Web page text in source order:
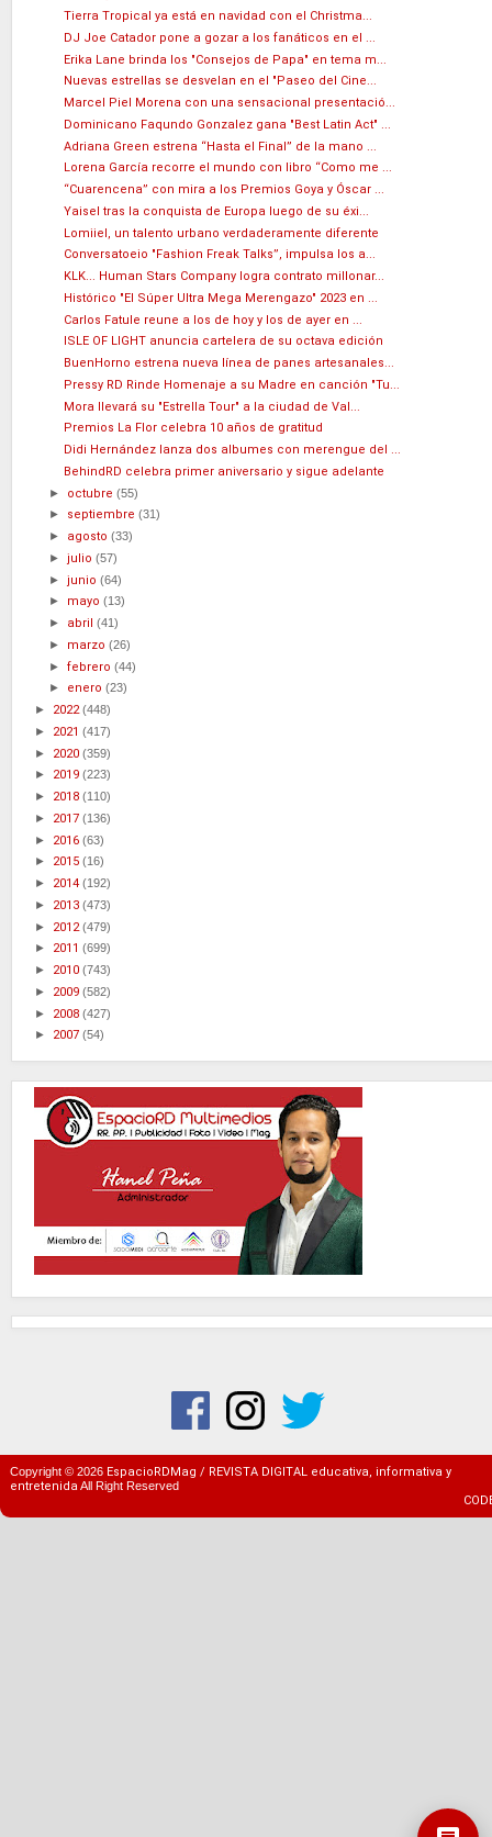
Tierra Tropical ya está en navidad con el Christma...
DJ Joe Catador pone a gozar a los fanáticos en el ...
Erika Lane brinda los "Consejos de Papa" en tema m...
Nuevas estrellas se desvelan en el "Paseo del Cine...
Marcel Piel Morena con una sensacional presentació...
Dominicano Faqundo Gonzalez gana "Best Latin Act" ...
Adriana Green estrena “Hasta el Final” de la mano ...
Lorena García recorre el mundo con libro “Como me ...
“Cuarencena” con mira a los Premios Goya y Óscar ...
Yaisel tras la conquista de Europa luego de su éxi...
Lomiiel, un talento urbano verdaderamente diferente
Conversatoeio "Fashion Freak Talks”, impulsa los a...
KLK... Human Stars Company logra contrato millonar...
Histórico "El Súper Ultra Mega Merengazo" 2023 en ...
Carlos Fatule reune a los de hoy y los de ayer en ...
ISLE OF LIGHT anuncia cartelera de su octava edición
BuenHorno estrena nueva línea de panes artesanales...
Pressy RD Rinde Homenaje a su Madre en canción "Tu...
Mora llevará su "Estrella Tour" a la ciudad de Val...
Premios La Flor celebra 10 años de gratitud
Didi Hernández lanza dos albumes con merengue del ...
BehindRD celebra primer aniversario y sigue adelante
► octubre(55)
► septiembre(31)
► agosto(33)
►julio(57)
►junio(64)
► mayo(13)
► abril(41)
► marzo(26)
►febrero(44)
► enero(23)
► 2022(448)
► 2021 (417)
► 2020 (359)
► 2019 (223)
► 2018 (110)
► 2017 (136)
► 2016 (63)
► 2015 (16)
► 2014 (192)
► 2013 (473)
► 2012 (479)
► 2011 (699)
► 2010 (743)
► 2009 (582)
► 2008 (427)
► 2007 (54)
Copyright © 2026 EspacioRDMag / REVISTA DIGITAL educativa, informativa y
entretenidaAll Right Reserved